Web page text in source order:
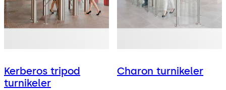
Kerberos tripod
turnikeler
Charon turnikeler